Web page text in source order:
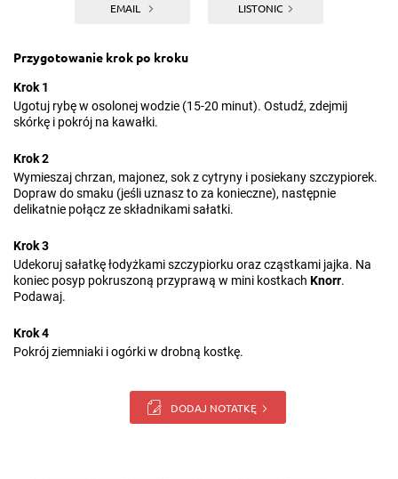
EMAIL LISTONIC
Przygotowanie krok po kroku
Krok 1
Ugotuj rybę w osolonej wodzie (15-20 minut). Ostudź, zdejmij
skórkę i pokrój na kawałki.
Krok 2
Wymieszaj chrzan, majonez, sok z cytryny i posiekany szczypiorek.
Dopraw do smaku (jeśli uznasz to za konieczne), następnie
delikatnie połącz ze składnikami sałatki.
Krok 3
Udekoruj sałatkę łodyżkami szczypiorku oraz cząstkami jajka. Na
koniec posyp pokruszoną przyprawą w mini kostkach Knorr.
Podawaj.
Krok 4
Pokrój ziemniaki i ogórki w drobną kostkę.
DODAJ NOTATKĘ